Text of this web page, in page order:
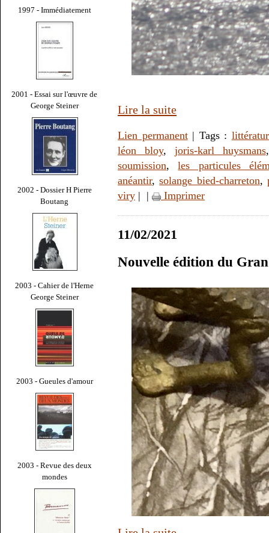
1997 - Immédiatement
2001 - Essai sur l'œuvre de
George Steiner
2002 - Dossier H Pierre
Boutang
2003 - Cahier de l'Herne
George Steiner
2003 - Gueules d'amour
2003 - Revue des deux
mondes
Lire la suite
Lien permanent| Tags :
léon bloy, joris-karl huysmans
soumission,les particules
anéantir,solange bied-charreton,
viry | | Imprimer
11/02/2021
Nouvelle édition du